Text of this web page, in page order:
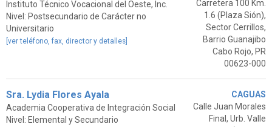
Instituto Técnico Vocacional del Oeste, Inc.
Nivel: Postsecundario de Carácter no
Universitario
[ver teléfono, fax, director y detalles]
Carretera 100 Km.
1.6 (Plaza Sión),
Sector Cerrillos,
Barrio Guanajibo
Cabo Rojo, PR
00623-000
Sra. Lydia Flores Ayala
Academia Cooperativa de Integración Social
Nivel: Elemental y Secundario
CAGUAS
Calle Juan Morales
Final, Urb. Valle